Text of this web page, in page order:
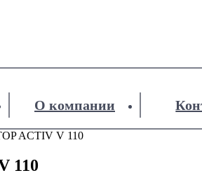
О компании
ACTIV V 110
110